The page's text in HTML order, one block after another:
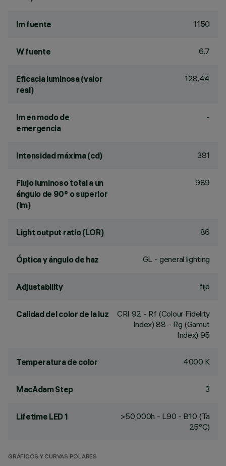
lm fuente 1150
W fuente 6.7
Eficacia luminosa (valor
real)
128.44
lm en modo de
emergencia
-
Intensidad máxima (cd) 381
Flujo luminoso total a un
ángulo de 90° o superior
(lm)
989
Light output ratio (LOR) 86
Óptica y ángulo de haz GL - general lighting
Adjustability fijo
Calidad del color de la luz CRI 92 - Rf (Colour Fidelity
Index) 88 - Rg (Gamut
Index) 95
Temperatura de color 4000 K
MacAdam Step 3
Lifetime LED 1
>50,000h - L90 - B10 (Ta
25°C)
GRÁFICOS Y CURVAS POLARES